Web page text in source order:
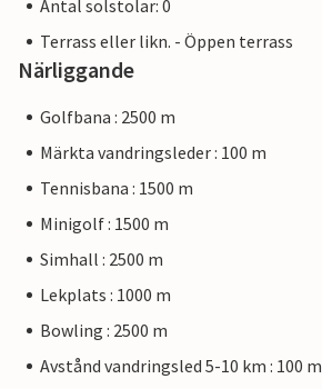
Antal solstolar: 0
Terrass eller likn. - Öppen terrass
Närliggande
Golfbana : 2500 m
Märkta vandringsleder : 100 m
Tennisbana : 1500 m
Minigolf : 1500 m
Simhall : 2500 m
Lekplats : 1000 m
Bowling : 2500 m
Avstånd vandringsled 5-10 km : 100 m